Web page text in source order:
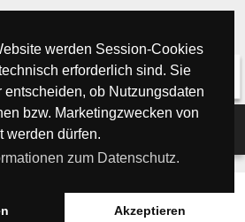
werden Session-Cookies
erforderlich sind. Sie
entscheiden, ob Nutzungsdaten
bzw. Marketingzwecken von
werden dürfen.
zum Datenschutz.
Akzeptieren
Artikel ►
für Urlauber
eisentrauti